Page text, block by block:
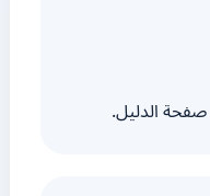
الدليل.